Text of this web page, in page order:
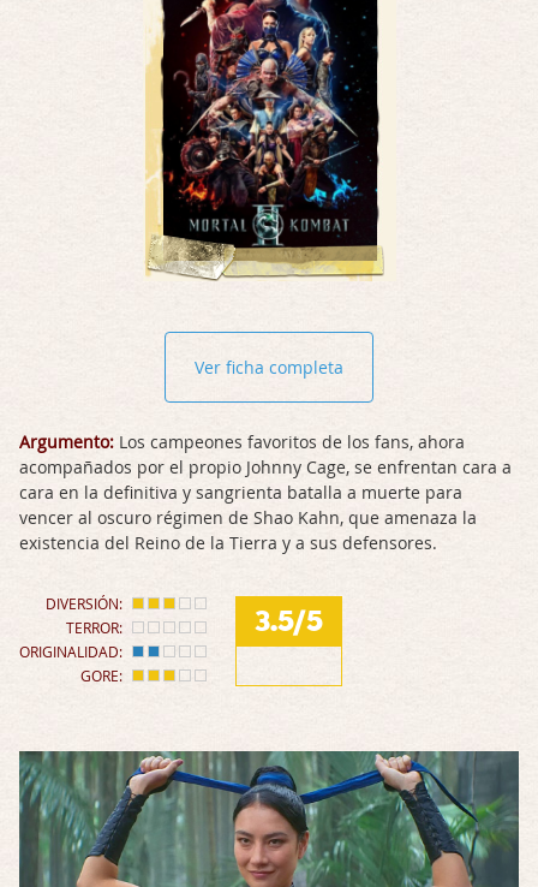
Ver ficha completa
Argumento: Los campeones favoritos de los fans, ahora
acompañados por el propio Johnny Cage, se enfrentan cara a
cara en la definitiva y sangrienta batalla a muerte para
vencer al oscuro régimen de Shao Kahn, que amenaza la
existencia del Reino de la Tierra y a sus defensores.
DIVERSIÓN:
TERROR:
ORIGINALIDAD:
GORE:
3.5/5